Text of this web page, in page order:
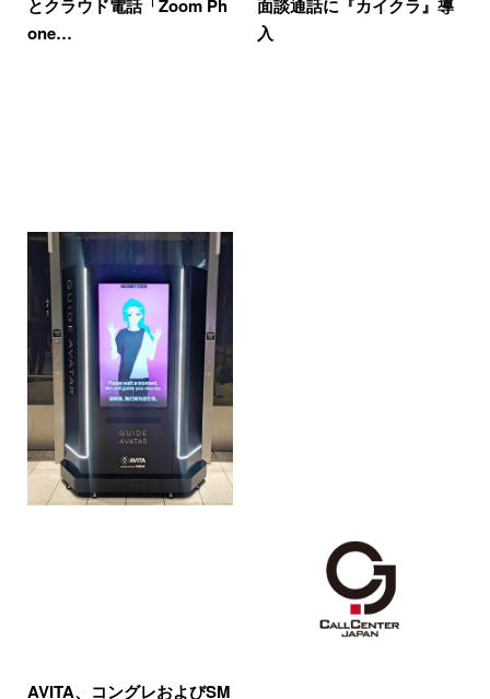
とクラウド電話「Zoom Ph
one…
面談通話に『カイクラ』導
入
AVITA、コングレおよびSM